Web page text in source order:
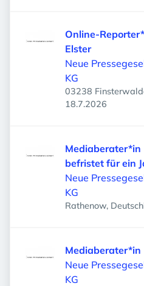
Online-
Elster
Neue
KG
03238
Veröffentlicht
18.7.2026
befristet für ein
Neue
KG
Rathenow,
Mediaberater*in
Neue
KG